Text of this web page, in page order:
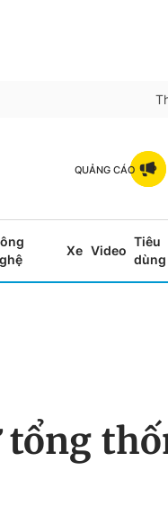
QUẢNG CÁO
Xe Video
Tiêu
dùng
tổng